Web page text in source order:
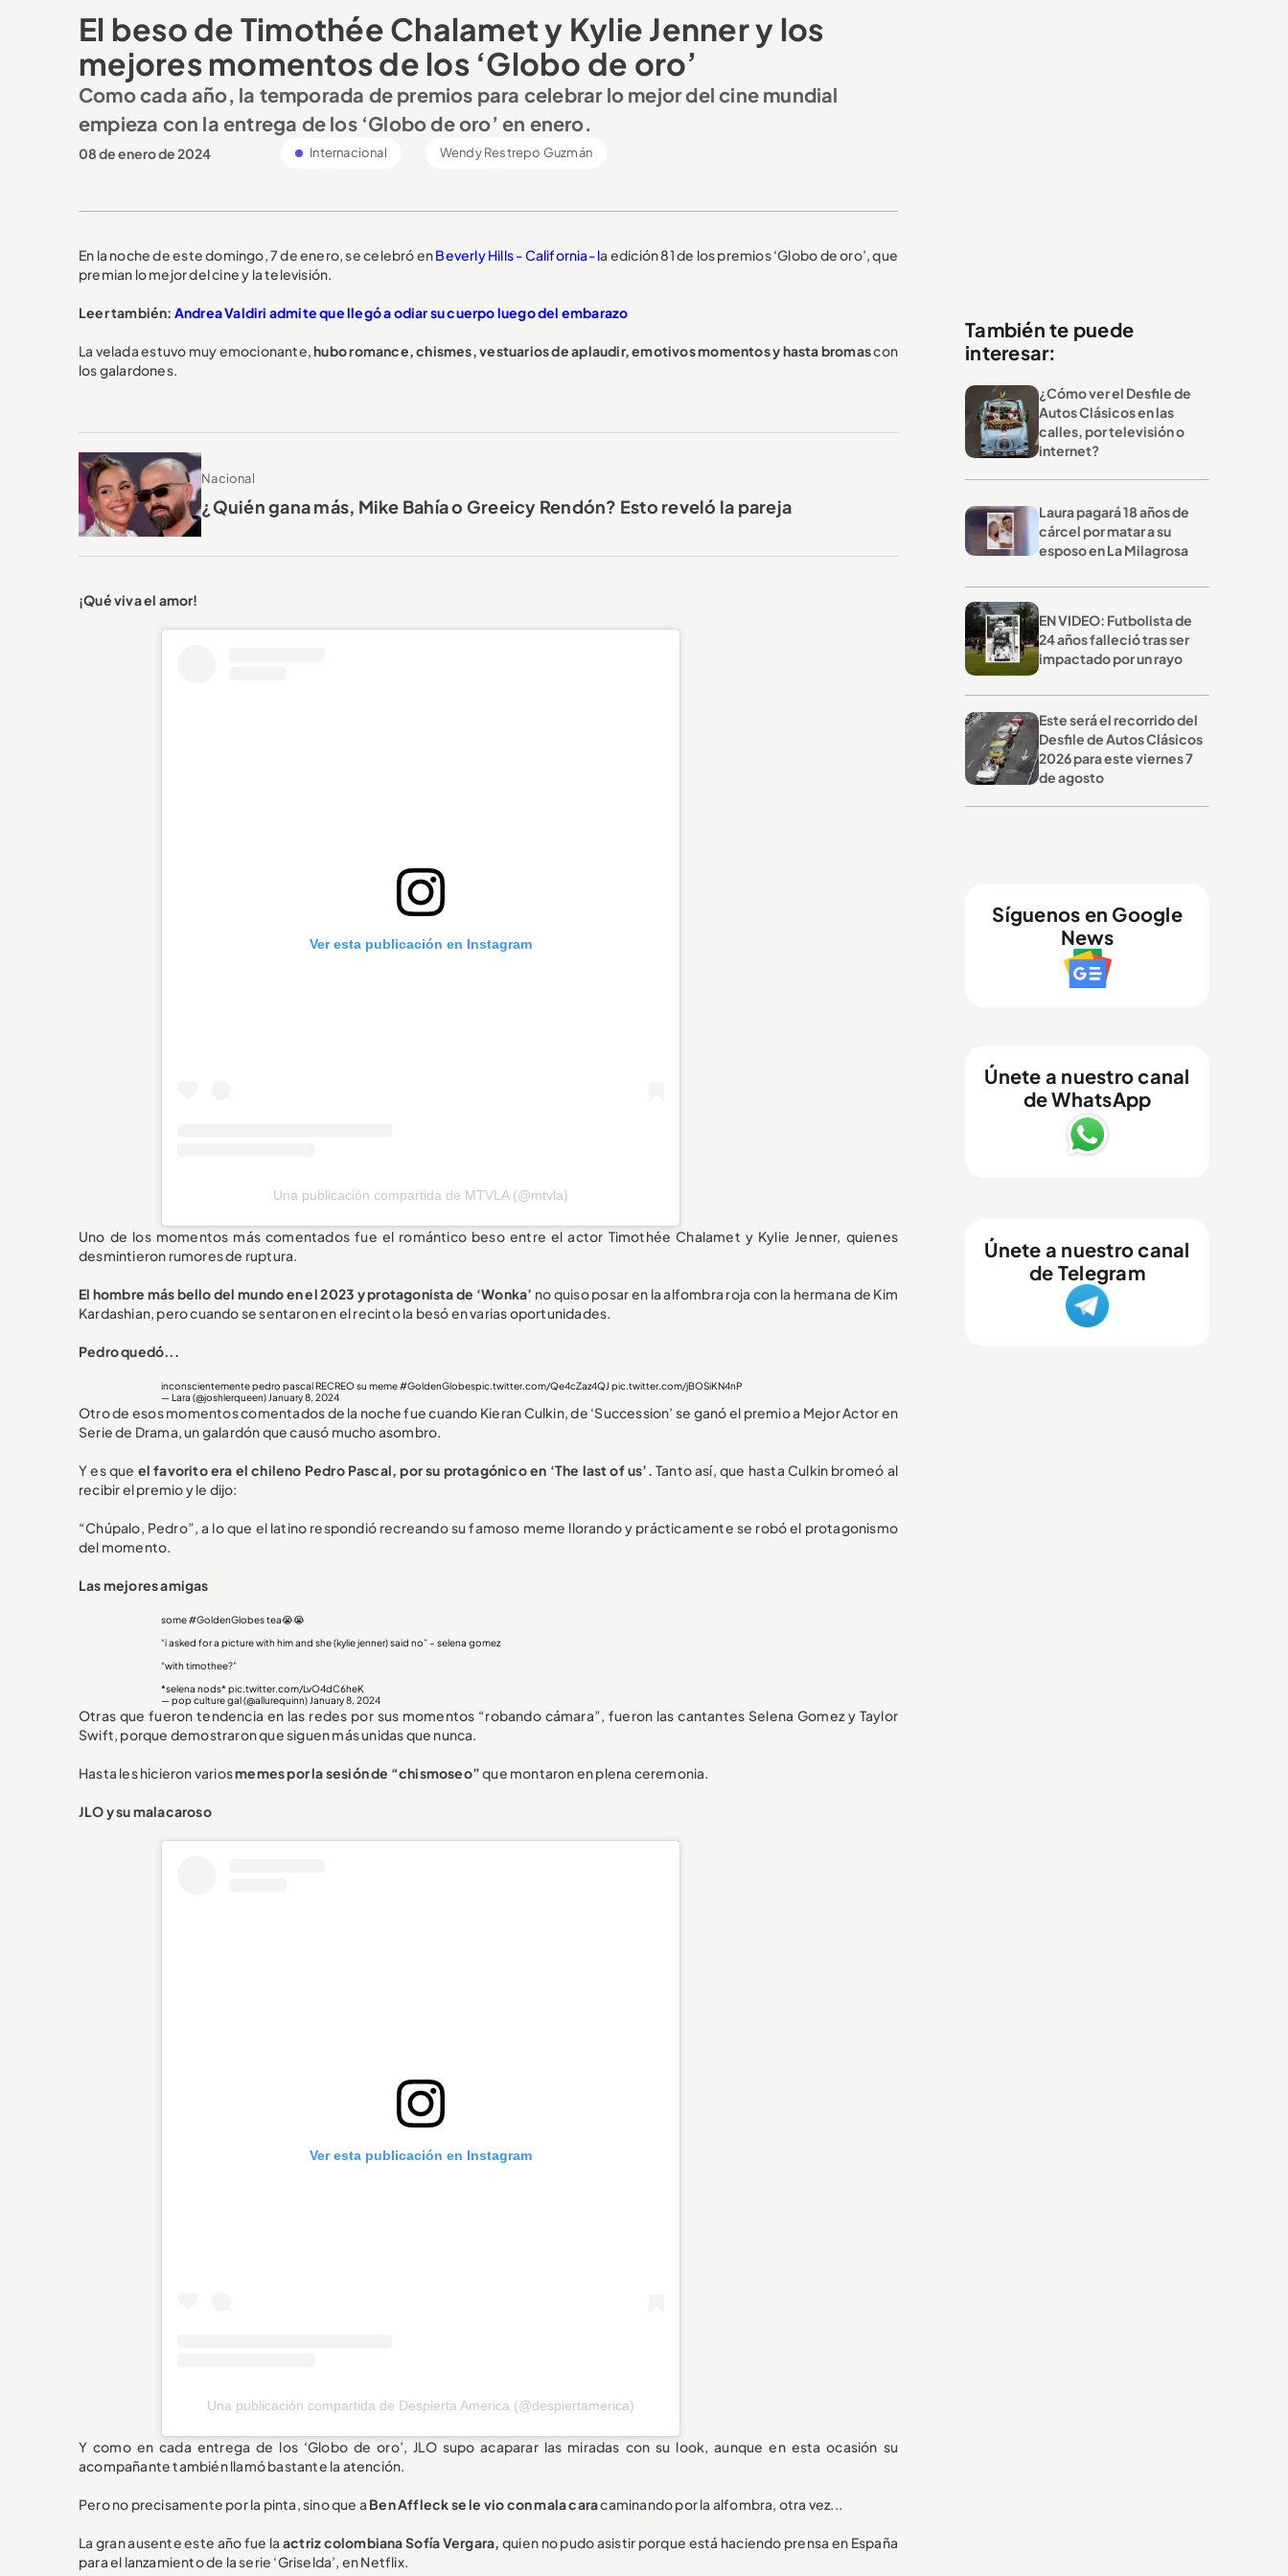
El beso de Timothée Chalamet y Kylie Jenner y los
mejores momentos de los ‘Globo de oro’
Como cada año, la temporada de premios para celebrar lo mejor del cine mundial
empieza con la entrega de los ‘Globo de oro’ en enero.
08 de enero de 2024 Internacional Wendy Restrepo Guzmán
En la noche de este domingo, 7 de enero, se celebró enBeverly Hills - California- la edición 81 de los premios ‘Globo de oro’, que
premian lo mejor del cine y la televisión.
Leer también: Andrea Valdiri admite que llegó a odiar su cuerpo luego del embarazo
La velada estuvo muy emocionante,hubo romance, chismes, vestuarios de aplaudir, emotivos momentos y hasta bromascon
los galardones.
Nacional
¿Quién gana más, Mike Bahía o Greeicy Rendón? Esto reveló la pareja
¡Qué viva el amor!
Ver esta publicación en Instagram
Una publicación compartida de MTVLA (@mtvla)
Uno de los momentos más comentados fue el romántico beso entre el actor Timothée Chalamet y Kylie Jenner, quienes
desmintieron rumores de ruptura.
El hombre más bello del mundo en el 2023 y protagonista de ‘Wonka’ no quiso posar en la alfombra roja con la hermana de Kim
Kardashian, pero cuando se sentaron en el recinto la besó en varias oportunidades.
Pedro quedó...
inconscientemente pedro pascal RECREO su meme#GoldenGlobespic.twitter.com/Qe4cZaz4QJ pic.twitter.com/jBOSiKN4nP
— Lara (@joshlerqueen) January 8, 2024
Otro de esos momentos comentados de la noche fue cuando Kieran Culkin, de ‘Succession’ se ganó el premio a Mejor Actor en
Serie de Drama, un galardón que causó mucho asombro.
Y es que el favorito era el chileno Pedro Pascal, por su protagónico en ‘The last of us’. Tanto así, que hasta Culkin bromeó al
recibir el premio y le dijo:
“Chúpalo, Pedro”, a lo que el latino respondió recreando su famoso meme llorando y prácticamente se robó el protagonismo
del momento.
Las mejores amigas
some#GoldenGlobestea😭😭
“i asked for a picture with him and she (kylie jenner) said no” – selena gomez
“with timothee?”
*selena nods* pic.twitter.com/LvO4dC6heK
— pop culture gal (@allurequinn) January 8, 2024
Otras que fueron tendencia en las redes por sus momentos “robando cámara”, fueron las cantantes Selena Gomez y Taylor
Swift, porque demostraron que siguen más unidas que nunca.
Hasta les hicieron variosmemes por la sesión de “chismoseo”que montaron en plena ceremonia.
JLO y su malacaroso
Ver esta publicación en Instagram
Una publicación compartida de Despierta America (@despiertamerica)
Y como en cada entrega de los ‘Globo de oro’, JLO supo acaparar las miradas con su look, aunque en esta ocasión su
acompañante también llamó bastante la atención.
Pero no precisamente por la pinta, sino que a Ben Affleck se le vio con mala caracaminando por la alfombra, otra vez...
La gran ausente este año fue la actriz colombiana Sofía Vergara, quien no pudo asistir porque está haciendo prensa en España
para el lanzamiento de la serie ‘Griselda’, en Netflix.
También te puede
interesar:
¿Cómo ver el Desfile de
Autos Clásicos en las
calles, por televisión o
internet?
Laura pagará 18 años de
cárcel por matar a su
esposo en La Milagrosa
EN VIDEO: Futbolista de
24 años falleció tras ser
impactado por un rayo
Este será el recorrido del
Desfile de Autos Clásicos
2026 para este viernes 7
de agosto
Síguenos en Google
News
Únete a nuestro canal
de WhatsApp
Únete a nuestro canal
de Telegram